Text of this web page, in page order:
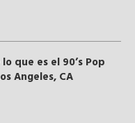
que es el 90’s Pop
Angeles, CA